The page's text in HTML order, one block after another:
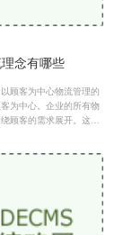
念有哪些
顾客为中心物流管理的
为中心。企业的所有物
顾客的需求展开。这意